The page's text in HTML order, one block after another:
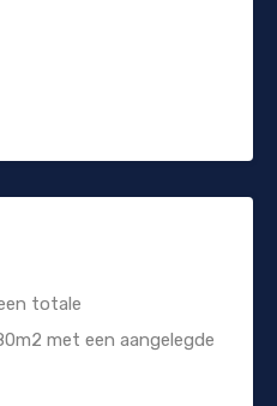
totale
met een aangelegde